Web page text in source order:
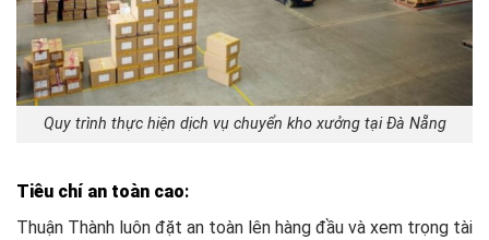
Quy trình thực hiện dịch vụ chuyển kho xưởng tại Đà Nẵng
Tiêu chí an toàn cao:
Thuận Thành luôn đặt an toàn lên hàng đầu và xem trọng tài